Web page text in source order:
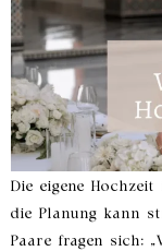
Die eigene
die Planung kann
Paare fragen sich: